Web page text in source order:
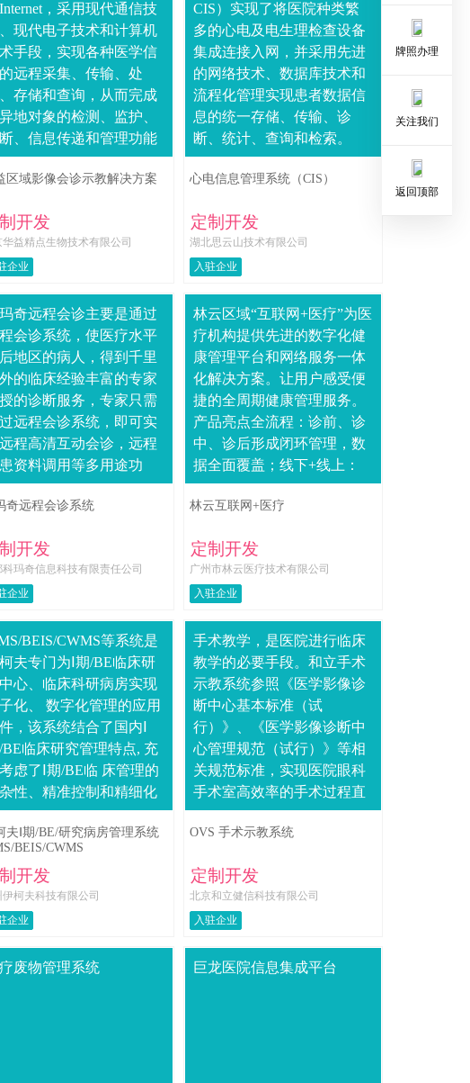
，采用现代通信技
现代电子技术和计算机
手段，实现各种医学信
远程采集、传输、处
存储和查询，从而完成
地对象的检测、监护、
、信息传递和管理功能
信息系统；区域影像会
教系统不仅能满足远程
区域影像会诊示教解决方案
开发
华益精点生物技术有限公司
企业
CIS）实现了将医院种类繁
多的心电及电生理检查设备
集成连接入网，并采用先进
的网络技术、数据库技术和
流程化管理实现患者数据信
息的统一存储、传输、诊
断、统计、查询和检索。
心电信息管理系统（CIS）
定制开发
湖北思云山技术有限公司
入驻企业
奇远程会诊主要是通过
会诊系统，使医疗水平
地区的病人，得到千里
的临床经验丰富的专家
的诊断服务，专家只需
远程会诊系统，即可实
程高清互动会诊，远程
资料调用等多用途功
降低成本，提升医护水
远程会诊流程远程接诊
奇远程会诊系统
开发
科玛奇信息科技有限责任公司
企业
林云区域“互联网+医疗”为医
疗机构提供先进的数字化健
康管理平台和网络服务一体
化解决方案。让用户感受便
捷的全周期健康管理服务。
产品亮点全流程：诊前、诊
中、诊后形成闭环管理，数
据全面覆盖；线下+线上：
传统的线下方式往线上延
伸，拓展了宣传覆盖面；关
林云互联网+医疗
定制开发
广州市林云医疗技术有限公司
入驻企业
BEIS/CWMS等系统是
夫专门为Ⅰ期/BE临床研
心、临床科研病房实现
化、 数字化管理的应用
，该系统结合了国内Ⅰ
BE临床研究管理特点, 充
虑了Ⅰ期/BE临 床管理的
性、精准控制和精细化
要求, 广泛采用了移动互
技术及....
夫Ⅰ期/BE/研究病房管理系统
BEIS/CWMS
开发
伊柯夫科技有限公司
企业
手术教学，是医院进行临床
教学的必要手段。和立手术
示教系统参照《医学影像诊
断中心基本标准（试
行）》、《医学影像诊断中
心管理规范（试行）》等相
关规范标准，实现医院眼科
手术室高效率的手术过程直
播展示，可以让观摩者与手
术室分离，将手术室正在进
现，....
OVS 手术示教系统
定制开发
北京和立健信科技有限公司
入驻企业
废物管理系统 巨龙医院信息集成平台
牌照办理
关注我们
返回顶部